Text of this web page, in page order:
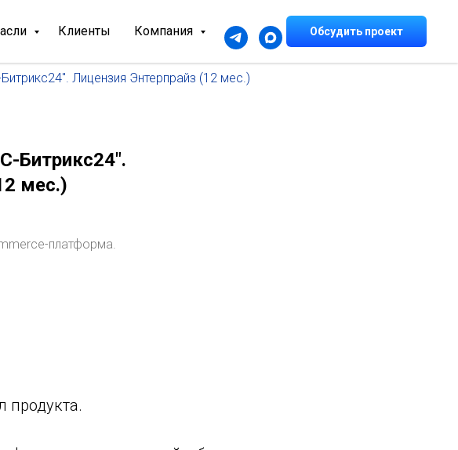
Клиенты Компания Обсудить проект
Лицензия Энтерпрайз (12 мес.)
Битрикс24".
мес.)
платформа.
продукта.